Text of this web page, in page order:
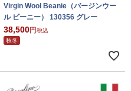
Virgin Wool Beanie（バージンウー
ル ビーニー） 130356 グレー
38,500
税込
秋冬